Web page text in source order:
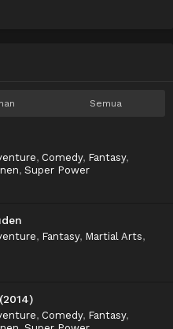
Semua
, Comedy, Fantasy,
, Super Power
, Fantasy, Martial Arts,
, Comedy, Fantasy,